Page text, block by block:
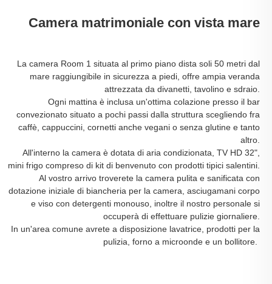
Camera matrimoniale con vista mare
La camera Room 1 situata al primo piano dista soli 50 metri dal
mare raggiungibile in sicurezza a piedi, offre ampia veranda
attrezzata da divanetti, tavolino e sdraio.
Ogni mattina è inclusa un'ottima colazione presso il bar
convezionato situato a pochi passi dalla struttura scegliendo fra
caffè, cappuccini, cornetti anche vegani o senza glutine e tanto
altro.
All'interno la camera è dotata di aria condizionata, TV HD 32",
mini frigo compreso di kit di benvenuto con prodotti tipici salentini.
Al vostro arrivo troverete la camera pulita e sanificata con
dotazione iniziale di biancheria per la camera, asciugamani corpo
e viso con detergenti monouso, inoltre il nostro personale si
occuperà di effettuare pulizie giornaliere.
In un'area comune avrete a disposizione lavatrice, prodotti per la
pulizia, forno a microonde e un bollitore.